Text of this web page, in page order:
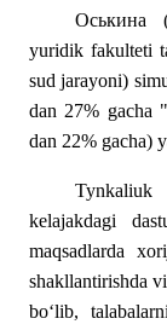
Оськина
yuridik fakulteti
sud jarayoni)
dan 27% gacha
dan 22% gacha)
Tynkaliuk
kelajakdagi
maqsadlarda
shakllantirishda
bo‘lib,